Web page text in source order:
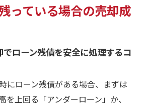
っている場合の売却成
ローン残債を安全に処理するコ
にローン残債がある場合、まずは
を上回る「アンダーローン」か、